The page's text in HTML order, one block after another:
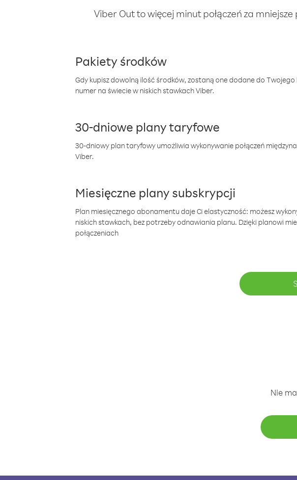
Viber Out to więcej minut połączeń za
Pakiety środków
Gdy kupisz dowolną ilość środków, zostaną one dodane do
numer na świecie w niskich stawkach Viber.
30-dniowe plany taryfowe
30-dniowy plan taryfowy umożliwia wykonywanie połączeń
Viber.
Miesięczne plany subskrypcji
Plan miesięcznego abonamentu daje Ci elastyczność: możesz
niskich stawkach, bez potrzeby odnawiania planu. Dzięki planowi
połączeniach
Nie